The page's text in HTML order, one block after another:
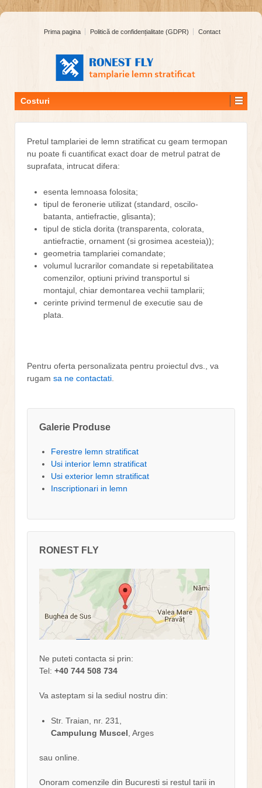
Prima pagina Politică de confidențialitate (GDPR) Contact
Costuri
Pretul tamplariei de lemn stratificat cu geam termopan
nu poate fi cuantificat exact doar de metrul patrat de
suprafata, intrucat difera:
esenta lemnoasa folosita;
tipul de feronerie utilizat (standard, oscilo-
batanta, antiefractie, glisanta);
tipul de sticla dorita (transparenta, colorata,
antiefractie, ornament (si grosimea acesteia));
geometria tamplariei comandate;
volumul lucrarilor comandate si repetabilitatea
comenzilor, optiuni privind transportul si
montajul, chiar demontarea vechii tamplarii;
cerinte privind termenul de executie sau de
plata.
Pentru oferta personalizata pentru proiectul dvs., va
rugam sa ne contactati
Galerie Produse
Ferestre lemn stratificat
Usi interior lemn stratificat
Usi exterior lemn stratificat
Inscriptionari in lemn
RONEST FLY
Ne puteti contacta si prin:
Tel: +40 744 508 734
Va asteptam si la sediul nostru din:
Str. Traian, nr. 231,
Campulung Muscel, Arges
sau online.
Onoram comenzile din Bucuresti si restul tarii in